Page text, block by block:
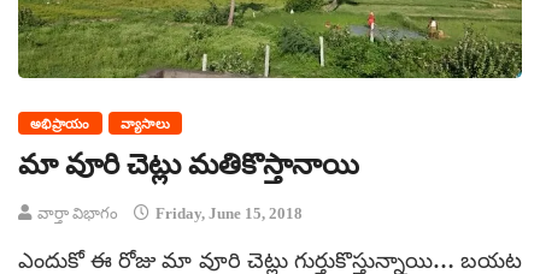
అభిప్రాయం వ్యాసాలు
మా వూరి చెట్లు మతికొస్తానాయి
వార్తా విభాగం Friday, June 15, 2018
ఎందుకో ఈ రోజు మా వూరి చెట్లు గుర్తుకొస్తున్నాయి… బయట